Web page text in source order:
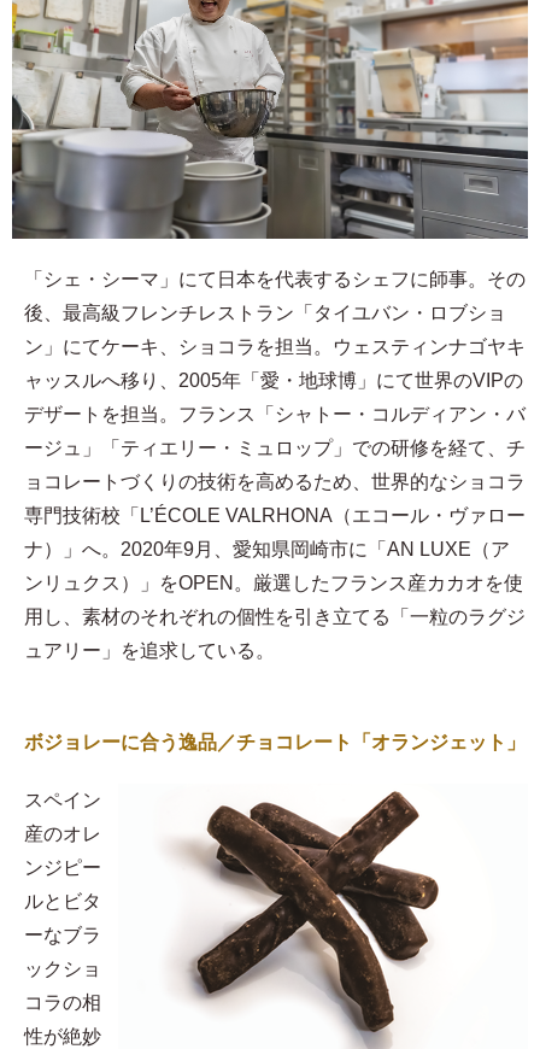
「シェ・シーマ」にて日本を代表するシェフに師事。その
後、最高級フレンチレストラン「タイユバン・ロブショ
ン」にてケーキ、ショコラを担当。ウェスティンナゴヤキ
ャッスルへ移り、2005年「愛・地球博」にて世界のVIPの
デザートを担当。フランス「シャトー・コルディアン・バ
ージュ」「ティエリー・ミュロップ」での研修を経て、チ
ョコレートづくりの技術を高めるため、世界的なショコラ
専門技術校「L’ÉCOLE VALRHONA（エコール・ヴァロー
ナ）」へ。2020年9月、愛知県岡崎市に「AN LUXE（ア
ンリュクス）」をOPEN。厳選したフランス産カカオを使
用し、素材のそれぞれの個性を引き立てる「一粒のラグジ
ュアリー」を追求している。
ボジョレーに合う逸品／チョコレート「オランジェット」
スペイン
産のオレ
ンジピー
ルとビタ
ーなブラ
ックショ
コラの相
性が絶妙